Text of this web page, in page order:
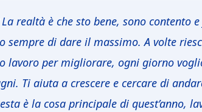
realtà è che sto bene, sono contento
sempre di dare il massimo. A volte
lavoro per migliorare, ogni giorno
Ti aiuta a crescere e cercare di
è la cosa principale di quest’anno,